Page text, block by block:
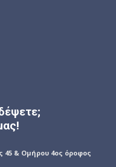
45 & Ομήρου 4ος όροφος